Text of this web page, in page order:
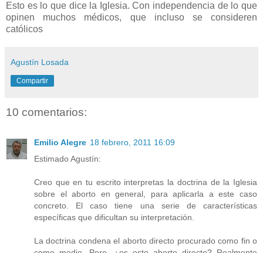
Esto es lo que dice la Iglesia. Con independencia de lo que
opinen muchos médicos, que incluso se consideren
católicos
Agustín Losada
Compartir
10 comentarios:
Emilio Alegre 18 febrero, 2011 16:09
Estimado Agustín:
Creo que en tu escrito interpretas la doctrina de la Iglesia
sobre el aborto en general, para aplicarla a este caso
concreto. El caso tiene una serie de características
específicas que dificultan su interpretación.
La doctrina condena el aborto directo procurado como fin o